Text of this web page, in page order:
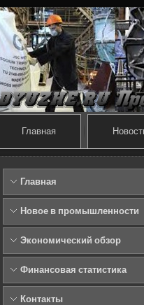
Главная
Главная
Новое в промышленности
Экономический обзор
Финансовая статистика
Контакты